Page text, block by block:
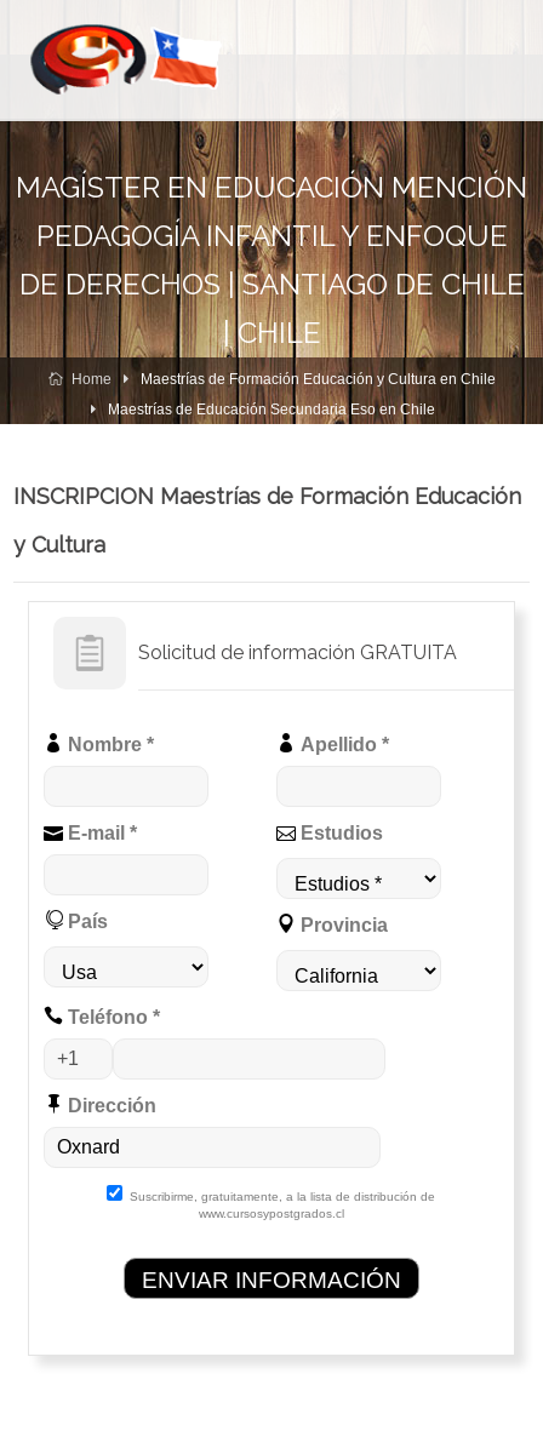
MAGÍSTER EN EDUCACIÓN MENCIÓN
PEDAGOGÍA INFANTIL Y ENFOQUE
DE DERECHOS | SANTIAGO DE CHILE
| CHILE
Home
Maestrías de Formación Educación y Cultura en Chile
Maestrías de Educación Secundaria Eso en Chile
INSCRIPCION Maestrías de Formación Educación
y Cultura
Solicitud de información GRATUITA
Nombre * Apellido *
E-mail * Estudios
País Provincia
Teléfono *
Dirección
Suscribirme, gratuitamente, a la lista de distribución de
www.cursosypostgrados.cl